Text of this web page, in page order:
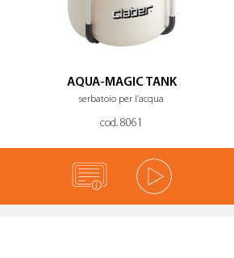
AQUA-MAGIC TANK
serbatoio per l’acqua
cod. 8061